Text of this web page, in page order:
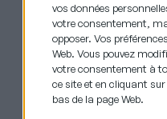
vos données
votre consentement,
opposer. Vos
Web. Vous pouvez
votre consentement à
ce site et en cliquant
bas de la page Web.
Autre point de
renforcés lorsque
se cumulent
Ainsi, les seniors
étrangère déclarent
discriminations que